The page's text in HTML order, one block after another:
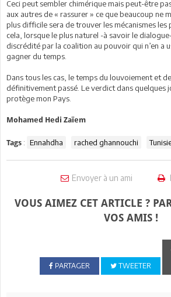
Ceci peut sembler chimérique mais peut-être
aux autres de « rassurer » ce que beaucoup ne
plus difficile sera de trouver les mécanismes
cela, lorsque le plus naturel -à savoir le
discrédité par la coalition au pouvoir qui n’en a
gagner du temps.
Dans tous les cas, le temps du louvoiement et
définitivement passé. Le verdict dans quelques
protège mon Pays.
Mohamed Hedi Zaïem
Tags : Ennahdha rached ghannouchi
Envoyer à un ami
VOUS AIMEZ CET ARTICLE ?
VOS AMIS !
PARTAGER TWEETER